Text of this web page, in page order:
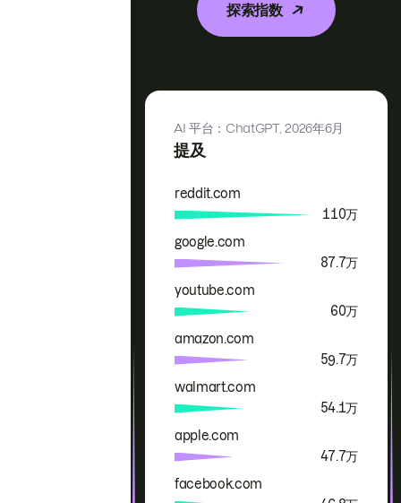
探索指数
提及
AI 平台：ChatGPT,2026年6月
品牌 提及
reddit.com
110万
google.com
87.7万
youtube.com
60万
amazon.com
59.7万
walmart.com
54.1万
apple.com
47.7万
facebook.com